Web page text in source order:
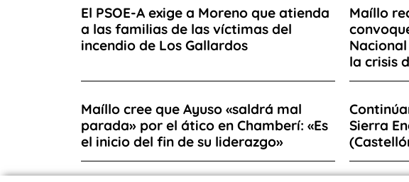
El PSOE-A exige a Moreno que atienda
a las familias de las víctimas del
incendio de Los Gallardos
Maíllo
la crisis
Maíllo cree que Ayuso «saldrá mal
parada» por el ático en Chamberí: «Es
el inicio del fin de su liderazgo»
Sierra